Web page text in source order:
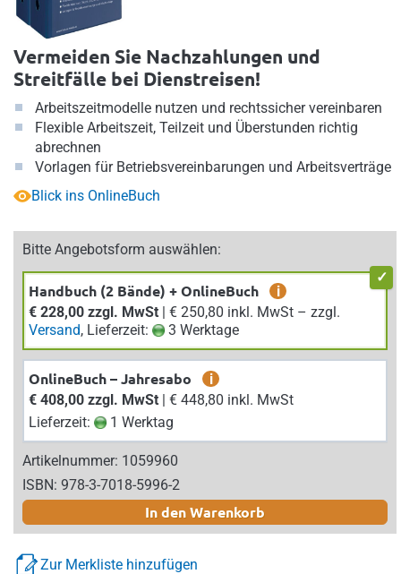
Vermeiden Sie Nachzahlungen und
Streitfälle bei Dienstreisen!
Arbeitszeitmodelle nutzen und rechtssicher vereinbaren
Flexible Arbeitszeit, Teilzeit und Überstunden richtig
abrechnen
Vorlagen für Betriebsvereinbarungen und Arbeitsverträge
Blick ins OnlineBuch
Bitte Angebotsform auswählen:
Handbuch (2 Bände) + OnlineBuch
i
€ 228,00 zzgl. MwSt
| € 250,80 inkl. MwSt – zzgl.
Versand, Lieferzeit: 3 Werktage
OnlineBuch – Jahresabo
i
€ 408,00 zzgl. MwSt
| € 448,80 inkl. MwSt
Lieferzeit:
1 Werktag
Artikelnummer: 1059960
ISBN: 978-3-7018-5996-2
In den Warenkorb
Zur Merkliste hinzufügen